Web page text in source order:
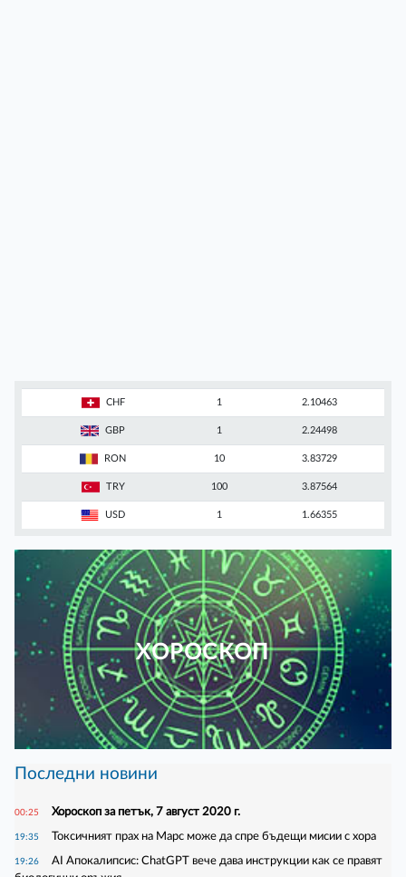
CHF 1 2.10463
GBP 1 2.24498
RON 10 3.83729
TRY 100 3.87564
USD 1 1.66355
ХОРОСКОП
Последни новини
00:25 Хороскоп за петък, 7 август 2020 г.
19:35 Токсичният прах на Марс може да спре бъдещи мисии с хора
19:26
AI Апокалипсис: ChatGPT вече дава инструкции как се правят